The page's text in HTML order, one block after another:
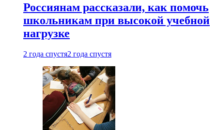
Россиянам рассказали, как помочь
школьникам при высокой учебной
нагрузке
2 года спустя2 года спустя